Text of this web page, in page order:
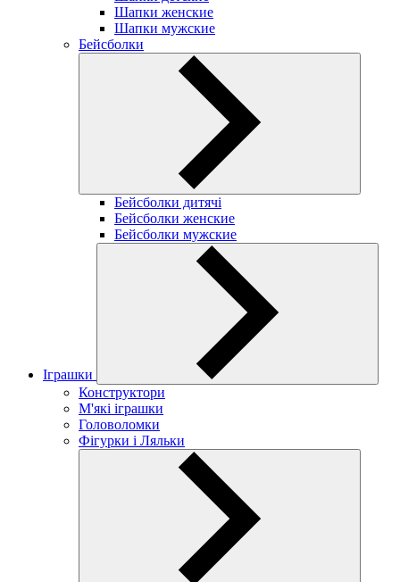
Шапки женские
Шапки мужские
Бейсболки
Бейсболки дитячі
Бейсболки женские
Бейсболки мужские
Іграшки
Конструктори
М'які іграшки
Головоломки
Фігурки і Ляльки